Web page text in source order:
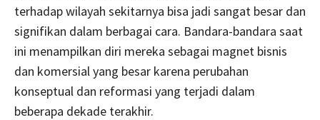
terhadap wilayah sekitarnya bisa jadi sangat besar dan
signifikan dalam berbagai cara. Bandara-bandara saat
ini menampilkan diri mereka sebagai magnet bisnis
dan komersial yang besar karena perubahan
konseptual dan reformasi yang terjadi dalam
beberapa dekade terakhir.